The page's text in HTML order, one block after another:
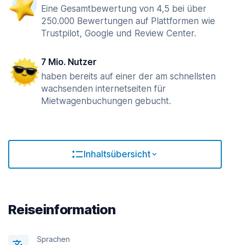
Eine Gesamtbewertung von 4,5 bei über
250.000 Bewertungen auf Plattformen wie
Trustpilot, Google und Review Center.
7 Mio. Nutzer
haben bereits auf einer der am schnellsten
wachsenden internetseiten für
Mietwagenbuchungen gebucht.
Inhaltsübersicht
Reiseinformation
Sprachen